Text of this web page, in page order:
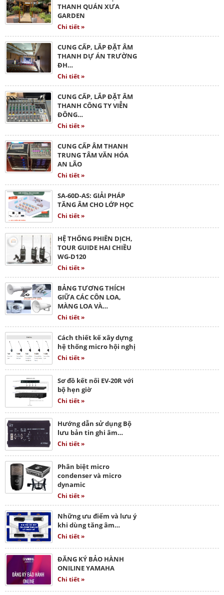
THANH QUÁN XƯA
GARDEN
Chi tiết »
CUNG CẤP, LẮP ĐẶT ÂM
THANH DỰ ÁN TRƯỜNG
ĐH…
Chi tiết »
CUNG CẤP, LẮP ĐẶT ÂM
THANH CÔNG TY VIỄN
ĐÔNG…
Chi tiết »
CUNG CẤP ÂM THANH
TRUNG TÂM VĂN HÓA
AN LÃO
Chi tiết »
SA-60D-AS: GIẢI PHÁP
TĂNG ÂM CHO LỚP HỌC
Chi tiết »
HỆ THỐNG PHIÊN DỊCH,
TOUR GUIDE HAI CHIỀU
WG-D120
Chi tiết »
BẢNG TƯƠNG THÍCH
GIỮA CÁC CÔN LOA,
MÀNG LOA VÀ…
Chi tiết »
Cách thiết kế xây dựng
hệ thống micro hội nghị
Chi tiết »
Sơ đồ kết nối EV-20R với
bộ hẹn giờ
Chi tiết »
Hướng dẫn sử dụng Bộ
lưu bản tin ghi âm…
Chi tiết »
Phân biệt micro
condenser và micro
dynamic
Chi tiết »
Những ưu điểm và lưu ý
khi dùng tăng âm…
Chi tiết »
ĐĂNG KÝ BẢO HÀNH
ONILINE YAMAHA
Chi tiết »